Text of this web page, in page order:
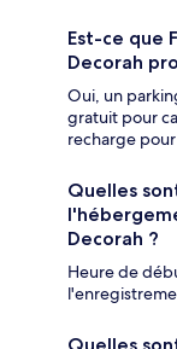
Est-ce que
Decorah
Oui, un
gratuit pour
recharge
Quelles
Decorah ?
Heure de